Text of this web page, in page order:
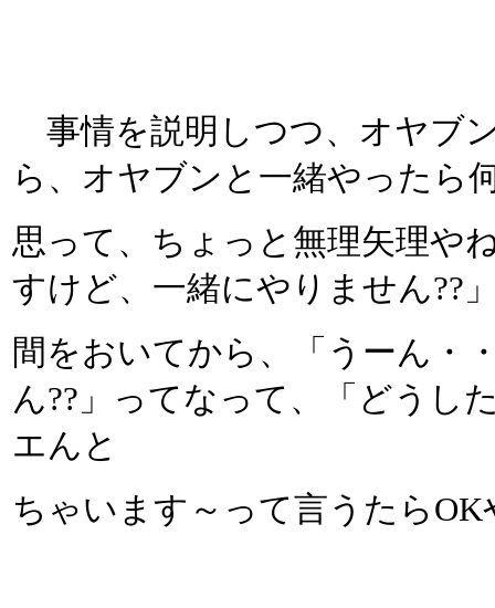
事情を説明しつつ、オヤブ
ら、オヤブンと一緒やったら
思って、ちょっと無理矢理や
すけど、一緒にやりません??
間をおいてから、「うーん・
ん??」ってなって、「どうし
エんと
ちゃいます～って言うたらOK